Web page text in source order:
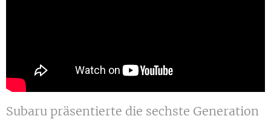
Subaru präsentierte die sechste Generation